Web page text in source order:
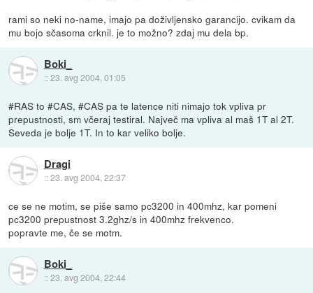
rami so neki no-name, imajo pa doživljensko garancijo. cvikam da
mu bojo sčasoma crknil. je to možno? zdaj mu dela bp.
Boki_
::23. avg 2004, 01:05
#RAS to #CAS, #CAS pa te latence niti nimajo tok vpliva pr
prepustnosti, sm včeraj testiral. Največ ma vpliva al maš 1T al 2T.
Seveda je bolje 1T. In to kar veliko bolje.
Dragi
::23. avg 2004, 22:37
ce se ne motim, se piše samo pc3200 in 400mhz, kar pomeni
pc3200 prepustnost 3.2ghz/s in 400mhz frekvenco.
popravte me, če se motm.
Boki_
::23. avg 2004, 22:44